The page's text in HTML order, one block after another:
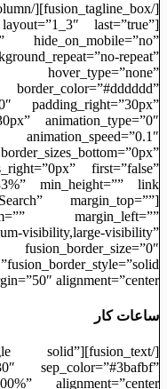
last=”true”
hide_on_mobile=”no”
repeat”
hover_type=”none”
padding_right=”30px”
animation_type=”0″
first=”false”
margin_top=””
margin_left=””
visibility,large-visibility”
alignment=”center” /][fusion_text]
ساعات کار
solid”
sep_color=”#3bafbf”